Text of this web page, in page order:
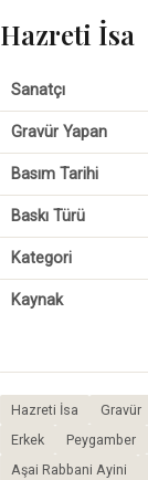
Hazreti İsa
Sanatçı
Gravür Yapan
Basım Tarihi
Baskı Türü
Kategori
Kaynak
Hazreti İsa Gravür
Erkek
Peygamber
Aşai Rabbani Ayini